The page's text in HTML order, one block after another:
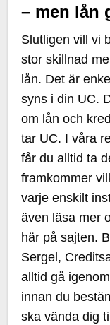
– men lån
Slutligen vill vi
stor skillnad
lån. Det är
syns i din UC.
om lån och
tar UC. I våra
får du alltid ta
framkommer
varje enskilt
även läsa mer
här på sajten.
Sergel,
alltid gå
innan du
ska vända dig